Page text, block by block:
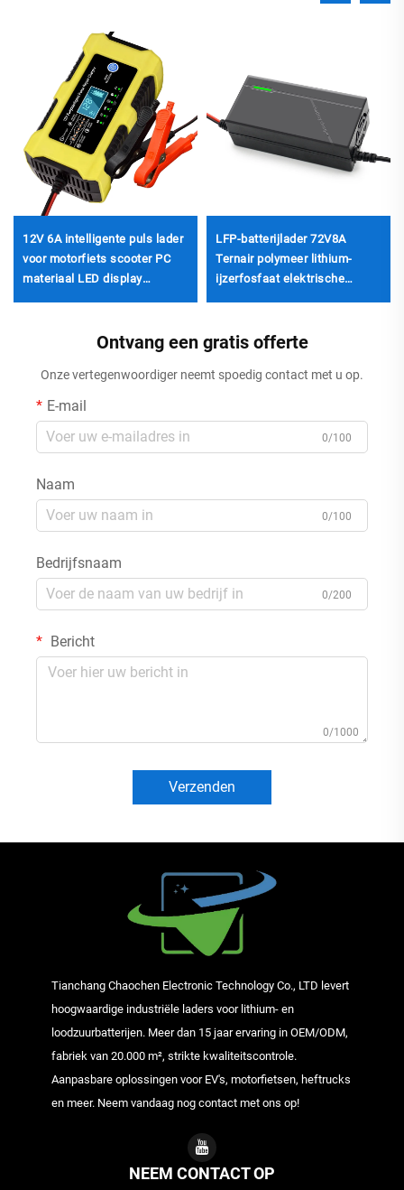
12V 6A intelligente puls lader
voor motorfiets scooter PC
materiaal LED display
LFP-batterijlader 72V8A
Ternair polymeer lithium-
ijzerfosfaat elektrische
Ontvang een gratis offerte
Onze vertegenwoordiger neemt spoedig contact met u op.
E-mail
0/100
Naam
0/100
Bedrijfsnaam
0/200
Bericht
0/1000
Verzenden
Tianchang Chaochen Electronic Technology Co., LTD levert
hoogwaardige industriële laders voor lithium- en
loodzuurbatterijen. Meer dan 15 jaar ervaring in OEM/ODM,
fabriek van 20.000 m², strikte kwaliteitscontrole.
Aanpasbare oplossingen voor EV's, motorfietsen, heftrucks
en meer. Neem vandaag nog contact met ons op!
NEEM CONTACT OP